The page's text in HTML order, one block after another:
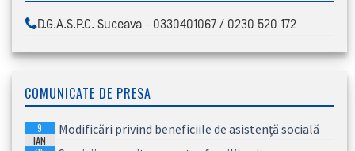
D.G.A.S.P.C. Suceava - 0330401067 / 0230 520 172
COMUNICATE DE PRESA
9
IAN
Modificări privind beneficiile de asistență socială